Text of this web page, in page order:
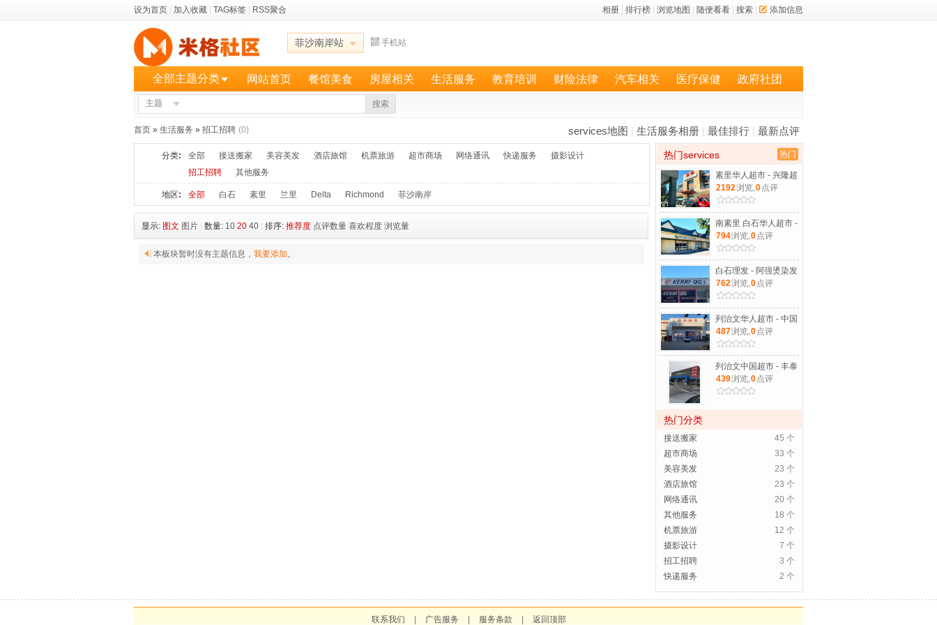
设为首页 加入收藏 TAG标签 RSS聚合 相册 排行榜 浏览地图 随便看看 搜索 添加信息
菲沙南岸站 手机站
全部主题分类 网站首页 餐馆美食 房屋相关 生活服务 教育培训 财险法律 汽车相关 医疗保健 政府社团
主题 搜索
services地图 生活服务相册 最佳排行 最新点评
首页 » 生活服务 » 招工招聘 (0)
分类: 全部 接送搬家 美容美发 酒店旅馆 机票旅游 超市商场 网络通讯 快递服务
摄影设计
招工招聘
其他服务
地区: 全部 白石 素里 兰里 Delta Richmond 菲沙南岸
显示: 图文 图片 数量: 10 20 40 排序: 推荐度 点评数量 喜欢程度 浏览量
本板块暂时没有主题信息， 我要添加。
热门
热门services
素里华人超市 - 兴隆超
2192浏览,0点评
南素里 白石华人超市 -
794浏览, 0 点评
白石理发 - 阿强烫染发
762浏览,0点评
列治文华人超市 - 中国
487浏览, 0 点评
列治文中国超市 - 丰泰
439浏览,0点评
热门分类
45 个
接送搬家
33 个
超市商场
23 个
美容美发
23 个
酒店旅馆
20 个
网络通讯
18 个
其他服务
12 个
机票旅游
7 个
摄影设计
3 个
招工招聘
2 个
快递服务
联系我们 广告服务 服务条款 返回顶部